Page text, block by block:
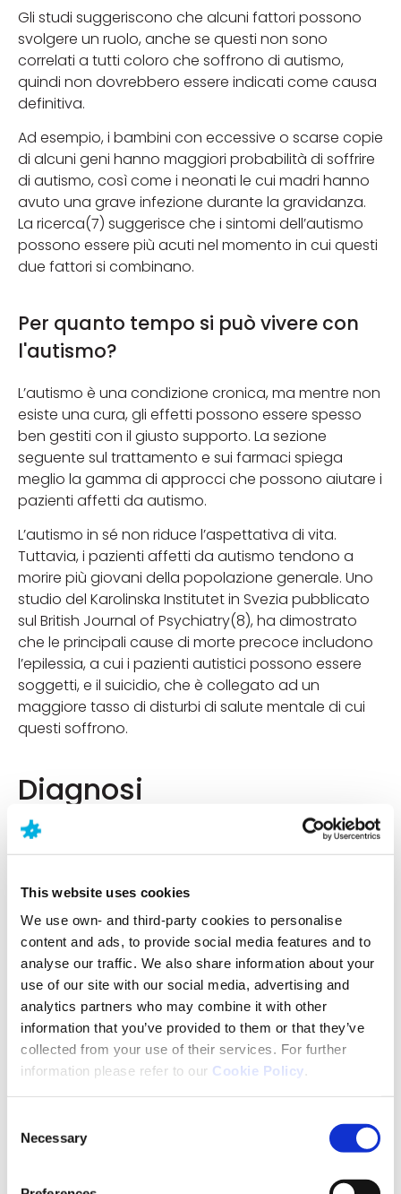
This website uses cookies
We use own- and third-party cookies to personalise
content and ads, to provide social media features and to
analyse our traffic. We also share information about your
use of our site with our social media, advertising and
analytics partners who may combine it with other
information that you’ve provided to them or that they’ve
collected from your use of their services. For further
information please refer to our Cookie Policy.
Selection
Necessary
Gli studi suggeriscono che alcuni fattori possono
svolgere un ruolo, anche se questi non sono
correlati a tutti coloro che soffrono di autismo,
quindi non dovrebbero essere indicati come causa
definitiva.
Ad esempio, i bambini con eccessive o scarse copie
di alcuni geni hanno maggiori probabilità di soffrire
di autismo, così come i neonati le cui madri hanno
avuto una grave infezione durante la gravidanza.
La ricerca(7) suggerisce che i sintomi dell’autismo
possono essere più acuti nel momento in cui questi
due fattori si combinano.
Per quanto tempo si può vivere con
l'autismo?
L’autismo è una condizione cronica, ma mentre non
esiste una cura, gli effetti possono essere spesso
ben gestiti con il giusto supporto. La sezione
seguente sul trattamento e sui farmaci spiega
meglio la gamma di approcci che possono aiutare i
pazienti affetti da autismo.
L’autismo in sé non riduce l’aspettativa di vita.
Tuttavia, i pazienti affetti da autismo tendono a
morire più giovani della popolazione generale. Uno
studio del Karolinska Institutet in Svezia pubblicato
sul British Journal of Psychiatry(8), ha dimostrato
che le principali cause di morte precoce includono
l’epilessia, a cui i pazienti autistici possono essere
soggetti, e il suicidio, che è collegato ad un
maggiore tasso di disturbi di salute mentale di cui
questi soffrono.
Diagnosi
Mentre l’autismo è spesso diagnosticato nei
bambini e nei giovani, alcune persone non sono
dovuto al fatto che hanno imparato a “imitare il
comportamento” per nascondere i segnali esterni, o
ad un’altra diagnosi correlata emersa durante
l’infanzia, mentre l’autismo non è stato rilevato.
A seconda dell’età, il percorso verso la diagnosi del
paziente sarà leggermente diverso.
Come è diagnosticato l'autismo?
professionista della salute. Questo può essere: